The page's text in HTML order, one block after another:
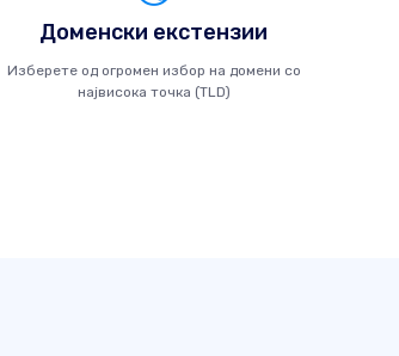
Доменски екстензии
Изберете од огромен избор на домени со
највисока точка (TLD)